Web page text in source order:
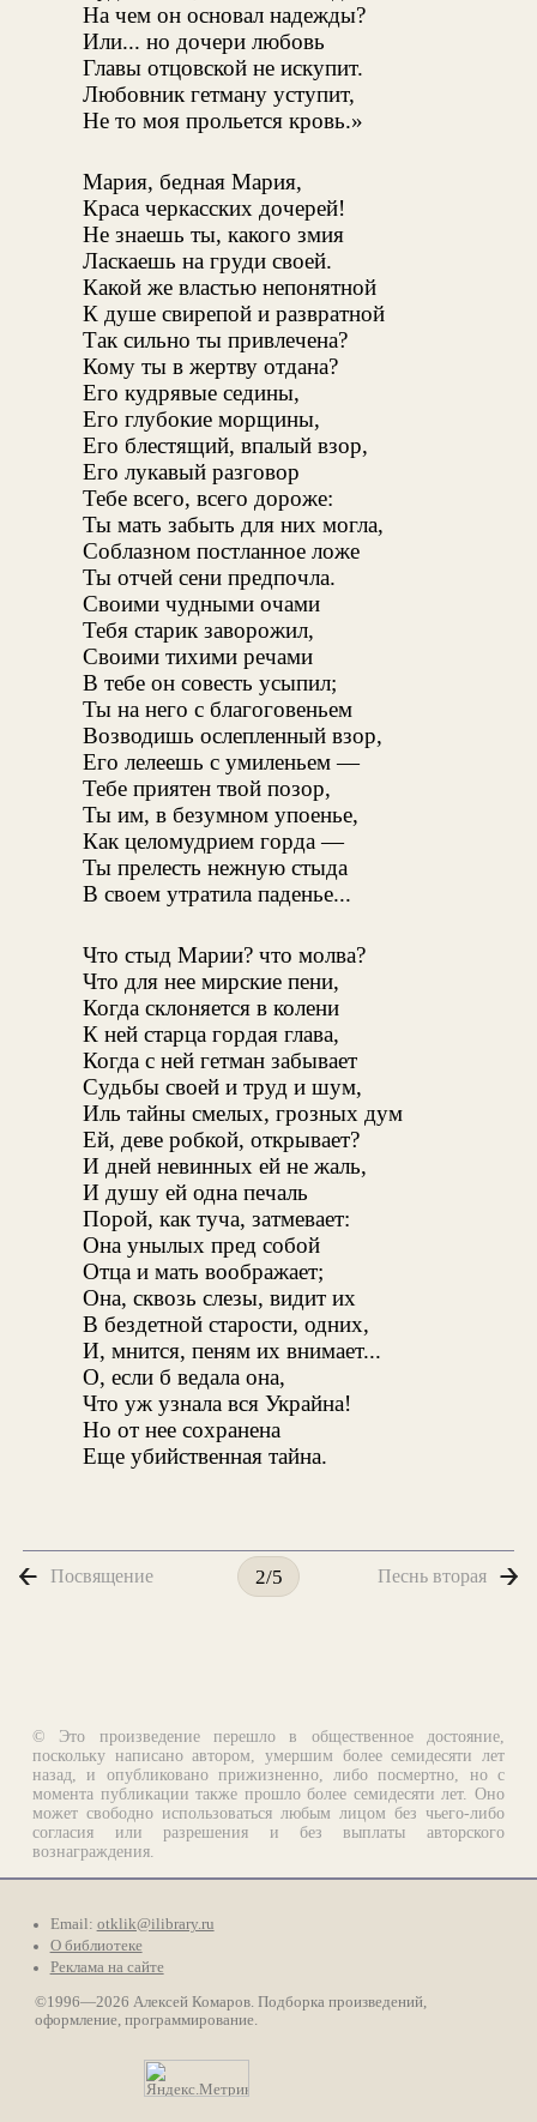
На чем он основал надежды?
Или... но дочери любовь
Главы отцовской не искупит.
Любовник гетману уступит,
Не то моя прольется кровь.»
Мария, бедная Мария,
Краса черкасских дочерей!
Не знаешь ты, какого змия
Ласкаешь на груди своей.
Какой же властью непонятной
К душе свирепой и развратной
Так сильно ты привлечена?
Кому ты в жертву отдана?
Его кудрявые седины,
Его глубокие морщины,
Его блестящий, впалый взор,
Его лукавый разговор
Тебе всего, всего дороже:
Ты мать забыть для них могла,
Соблазном постланное ложе
Ты отчей сени предпочла.
Своими чудными очами
Тебя старик заворожил,
Своими тихими речами
В тебе он совесть усыпил;
Ты на него с благоговеньем
Возводишь ослепленный взор,
Его лелеешь с умиленьем —
Тебе приятен твой позор,
Ты им, в безумном упоенье,
Как целомудрием горда —
Ты прелесть нежную стыда
В своем утратила паденье...
Что стыд Марии? что молва?
Что для нее мирские пени,
Когда склоняется в колени
К ней старца гордая глава,
Когда с ней гетман забывает
Судьбы своей и труд и шум,
Иль тайны смелых, грозных дум
Ей, деве робкой, открывает?
И дней невинных ей не жаль,
И душу ей одна печаль
Порой, как туча, затмевает:
Она унылых пред собой
Отца и мать воображает;
Она, сквозь слезы, видит их
В бездетной старости, одних,
И, мнится, пеням их внимает...
О, если б ведала она,
Что уж узнала вся Украйна!
Но от нее сохранена
Еще убийственная тайна.
Посвящение 2/5 Песнь вторая
© Это произведение перешло в общественное достояние,
поскольку написано автором, умершим более семидесяти лет
назад, и опубликовано прижизненно, либо посмертно, но с
момента публикации также прошло более семидесяти лет. Оно
может свободно использоваться любым лицом без чьего-либо
согласия или разрешения и без выплаты авторского
вознаграждения.
Email: otklik@ilibrary.ru
О библиотеке
Реклама на сайте
©1996—2026 Алексей Комаров. Подборка произведений,
оформление, программирование.